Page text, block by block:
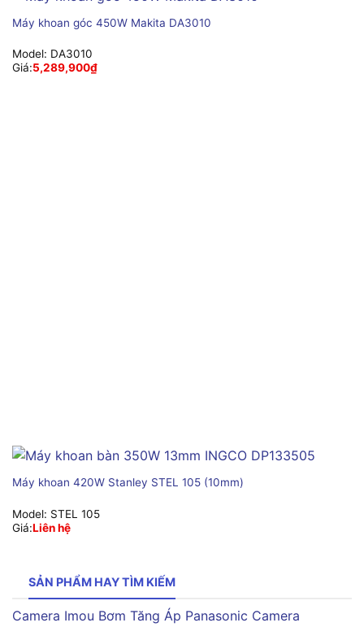
Máy khoan góc 450W Makita DA3010
Model: DA3010
Giá:5,289,900₫
Máy khoan 420W Stanley STEL 105 (10mm)
Model: STEL 105
Giá:Liên hệ
SẢN PHẨM HAY TÌM KIẾM
Camera Imou Bơm Tăng Áp Panasonic Camera